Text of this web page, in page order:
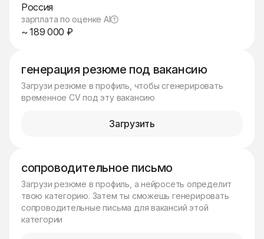
генерация резюме под вакансию
Загрузи резюме в профиль, чтобы сгенерировать
временное CV под эту вакансию
Загрузить
сопроводительное письмо
Загрузи резюме в профиль, а нейросеть определит
твою категорию. Затем ты сможешь генерировать
сопроводительные письма для вакансий этой
категории
Россия
зарплата по оценке AI
~ 189 000 ₽